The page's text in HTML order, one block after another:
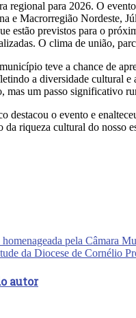
regional para 2026. O
e Macrorregião Nordeste,
estão previstos para o
O clima de união,
teve a chance de
a diversidade cultural
mas um passo significativo
destacou o evento e
da riqueza cultural do nosso
pela Câmara
da Diocese de Cornélio
autor